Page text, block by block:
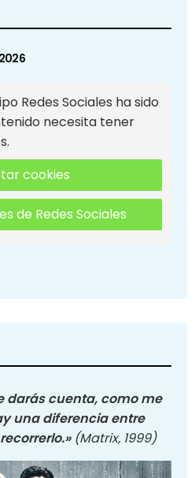
Redes Sociales ha sido
necesita tener
cookies
de Redes Sociales
darás cuenta, como me
una diferencia entre
(Matrix, 1999)